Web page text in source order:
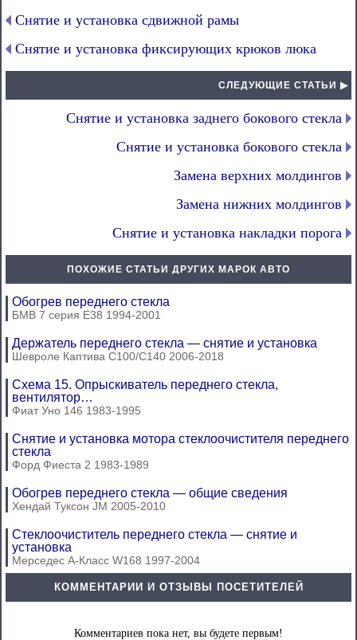
Снятие и установка сдвижной рамы
Снятие и установка фиксирующих крюков люка
СЛЕДУЮЩИЕ СТАТЬИ ▶
Снятие и установка заднего бокового стекла
Снятие и установка бокового стекла
Замена верхних молдингов
Замена нижних молдингов
Снятие и установка накладки порога
ПОХОЖИЕ СТАТЬИ ДРУГИХ МАРОК АВТО
Обогрев переднего стекла
БМВ 7 серия Е38 1994-2001
Держатель переднего стекла — снятие и установка
Шевроле Каптива С100/С140 2006-2018
Схема 15. Опрыскиватель переднего стекла,
вентилятор…
Фиат Уно 146 1983-1995
Снятие и установка мотора стеклоочистителя переднего
стекла
Форд Фиеста 2 1983-1989
Обогрев переднего стекла — общие сведения
Хендай Туксон JM 2005-2010
Стеклоочиститель переднего стекла — снятие и
установка
Мерседес A-Класс W168 1997-2004
КОММЕНТАРИИ И ОТЗЫВЫ ПОСЕТИТЕЛЕЙ
Комментариев пока нет, вы будете первым!